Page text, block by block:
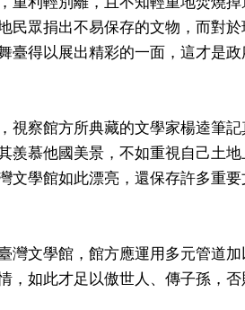
民眾捐出不易保存的文物，而對
臺得以展出精彩的一面，這才是政
視察館方所典藏的文學家楊逵筆
羨慕他國美景，不如重視自己土
學館如此漂亮，還保存許多重要
灣文學館，館方應運用多元管道
，如此才足以傲世人、傳子孫，否